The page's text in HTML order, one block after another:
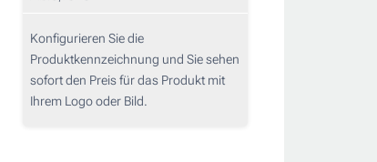
Konfigurieren Sie die
Produktkennzeichnung und Sie sehen
sofort den Preis für das Produkt mit
Ihrem Logo oder Bild.